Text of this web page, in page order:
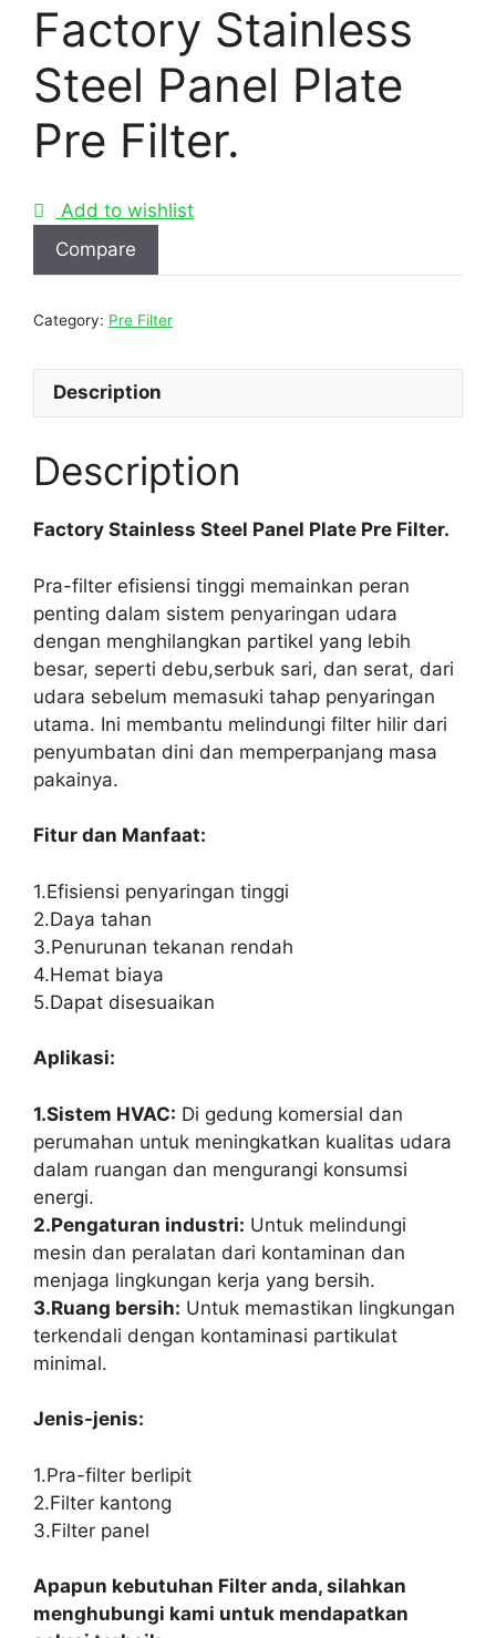
Factory Stainless
Steel Panel Plate
Pre Filter.
Add to wishlist
Compare
Category: Pre Filter
Description
Description
Factory Stainless Steel Panel Plate Pre Filter.
Pra-filter efisiensi tinggi memainkan peran
penting dalam sistem penyaringan udara
dengan menghilangkan partikel yang lebih
besar, seperti debu,serbuk sari, dan serat, dari
udara sebelum memasuki tahap penyaringan
utama. Ini membantu melindungi filter hilir dari
penyumbatan dini dan memperpanjang masa
pakainya.
Fitur dan Manfaat:
1.Efisiensi penyaringan tinggi
2.Daya tahan
3.Penurunan tekanan rendah
4.Hemat biaya
5.Dapat disesuaikan
Aplikasi:
1.Sistem HVAC: Di gedung komersial dan
perumahan untuk meningkatkan kualitas udara
dalam ruangan dan mengurangi konsumsi
energi.
2.Pengaturan industri: Untuk melindungi
mesin dan peralatan dari kontaminan dan
menjaga lingkungan kerja yang bersih.
3.Ruang bersih: Untuk memastikan lingkungan
terkendali dengan kontaminasi partikulat
minimal.
Jenis-jenis:
1.Pra-filter berlipit
2.Filter kantong
3.Filter panel
Apapun kebutuhan Filter anda, silahkan
menghubungi kami untuk mendapatkan